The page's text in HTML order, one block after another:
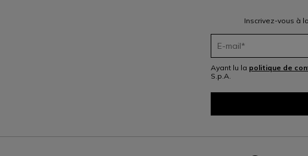
Inscrivez-vous à
Ayant lu la politique de
S.p.A.